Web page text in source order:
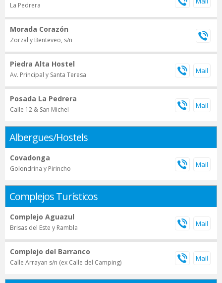
La Pedrera
Morada Corazón
Zorzal y Benteveo, s/n
Piedra Alta Hostel
Av. Principal y Santa Teresa
Posada La Pedrera
Calle 12 & San Michel
Albergues/Hostels
Covadonga
Golondrina y Pirincho
Complejos Turísticos
Complejo Aguazul
Brisas del Este y Rambla
Complejo del Barranco
Calle Arrayan s/n (ex Calle del Camping)